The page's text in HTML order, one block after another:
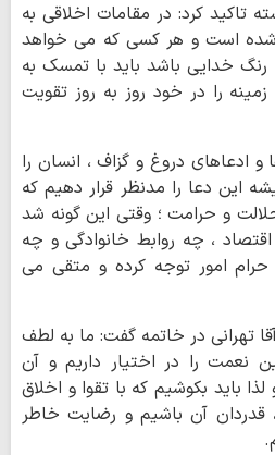
تاکید کرد: در مقامات اخلاقی به
شده است و هر کسی که می خواهد
رنگ خدایی باشد باید با تمسک به
را در خود روز به روز تقویت
ادعاهای دروغ و گزاف ، انسان را
این دعا را مدنظر قرار دهیم که
و حرامت ؛ وقتی این گونه شد
، چه روابط خانوادگی و چه
امور توجه کرده و متقی می
تهرانی در خاتمه گفت: ما به لطف
نعمت را در اختیار داریم و آن
باید بکوشیم که با تقوا و اخلاق
قدردان آن باشیم و رضایت خاطر